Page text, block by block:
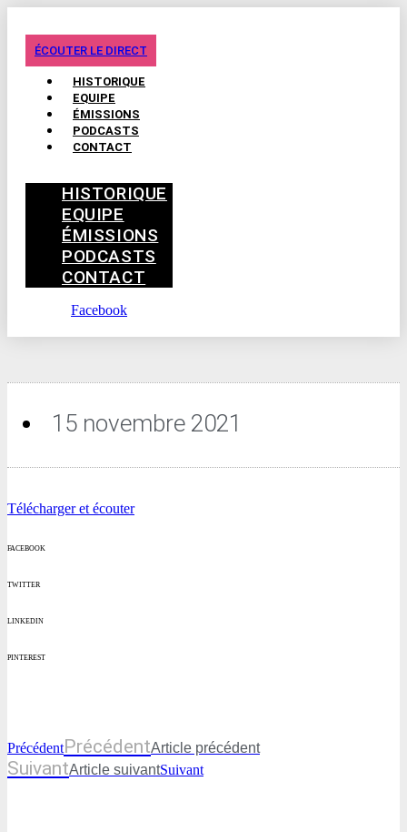
ÉCOUTER LE DIRECT
HISTORIQUE
EQUIPE
ÉMISSIONS
PODCASTS
CONTACT
HISTORIQUE
EQUIPE
ÉMISSIONS
PODCASTS
CONTACT
Facebook
15 novembre 2021
Télécharger et écouter
FACEBOOK
TWITTER
LINKEDIN
PINTEREST
PrécédentPrécédentArticle précédent
SuivantArticle suivantSuivant